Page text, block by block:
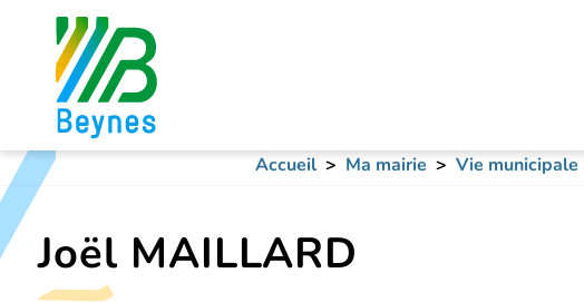
Accueil Ma mairie Vie municipale
Joël MAILLARD